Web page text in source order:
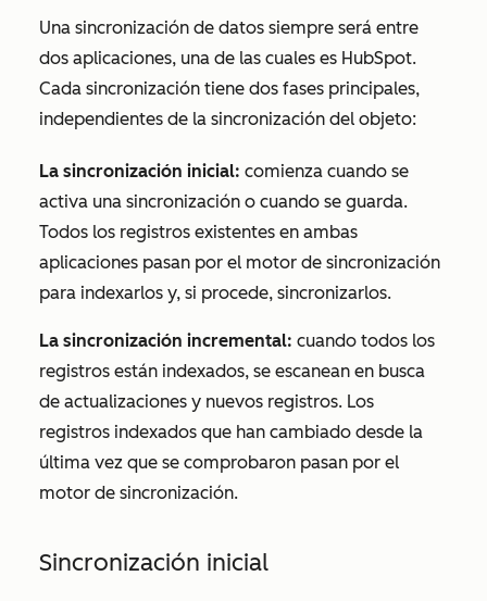
Una sincronización de datos siempre será entre
dos aplicaciones, una de las cuales es HubSpot.
Cada sincronización tiene dos fases principales,
independientes de la sincronización del objeto:
La sincronización inicial: comienza cuando se
activa una sincronización o cuando se guarda.
Todos los registros existentes en ambas
aplicaciones pasan por el motor de sincronización
para indexarlos y, si procede, sincronizarlos.
La sincronización incremental: cuando todos los
registros están indexados, se escanean en busca
de actualizaciones y nuevos registros. Los
registros indexados que han cambiado desde la
última vez que se comprobaron pasan por el
motor de sincronización.
Sincronización inicial